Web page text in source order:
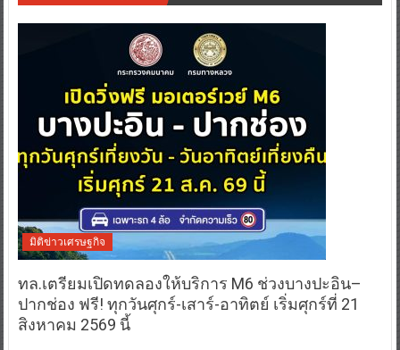
มิติข่าวเศรษฐกิจ
ทล.เตรียมเปิดทดลองให้บริการ M6 ช่วงบางปะอิน–
ปากช่อง ฟรี! ทุกวันศุกร์-เสาร์-อาทิตย์ เริ่มศุกร์ที่ 21
สิงหาคม 2569 นี้